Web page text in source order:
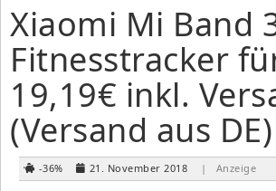
Xiaomi Mi Band
Fitnesstracker
19,19€ inkl.
(Versand aus DE)
-36% 21. November 2018 | Anzeige